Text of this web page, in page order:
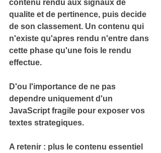
contenu rendu aux signaux de
qualite et de pertinence, puis decide
de son classement. Un contenu qui
n'existe qu'apres rendu n'entre dans
cette phase qu'une fois le rendu
effectue.
D'ou l'importance de ne pas
dependre uniquement d'un
JavaScript fragile pour exposer vos
textes strategiques.
A retenir : plus le contenu essentiel